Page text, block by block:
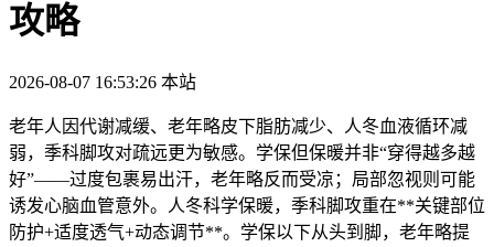
攻略
2026-08-07 16:53:26 本站
老年人因代谢减缓、老年略皮下脂肪减少、人冬血液循环减
弱，季科脚攻对疏远更为敏感。学保但保暖并非“穿得越多越
好”——过度包裹易出汗，老年略反而受凉；局部忽视则可能
诱发心脑血管意外。人冬科学保暖，季科脚攻重在**关键部位
防护+适度透气+动态调节**。学保以下从头到脚，老年略提